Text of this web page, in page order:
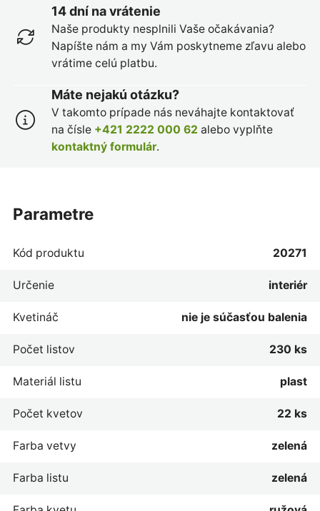
14 dní na vrátenie
Naše produkty nesplnili Vaše očakávania?
Napíšte nám a my Vám poskytneme zľavu alebo
vrátime celú platbu.
Máte nejakú otázku?
V takomto prípade nás neváhajte kontaktovať
na čísle +421 2222 000 62 alebo vyplňte
kontaktný formulár.
parametre
Kód produktu 20271
Určenie interiér
Kvetináč nie je súčasťou balenia
Počet listov 230 ks
Materiál listu plast
Počet kvetov 22 ks
Farba vetvy zelená
Farba listu zelená